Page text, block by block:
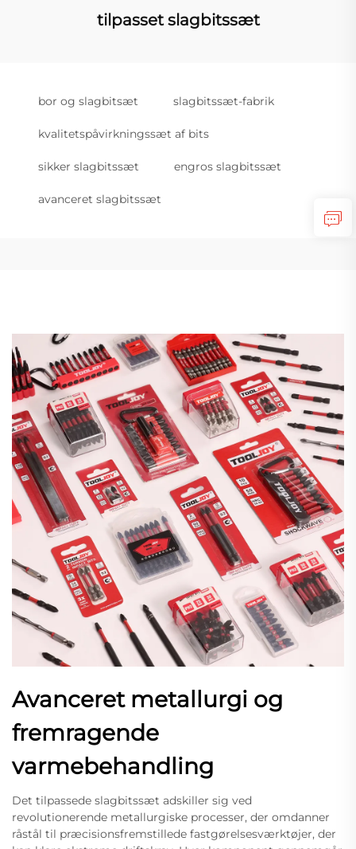
tilpasset slagbitssæt
bor og slagbitsæt slagbitssæt-fabrik
kvalitetspåvirkningssæt af bits
sikker slagbitssæt engros slagbitssæt
avanceret slagbitssæt
Avanceret metallurgi og
fremragende
varmebehandling
Det tilpassede slagbitssæt adskiller sig ved
revolutionerende metallurgiske processer, der omdanner
råstål til præcisionsfremstillede fastgørelsesværktøjer, der